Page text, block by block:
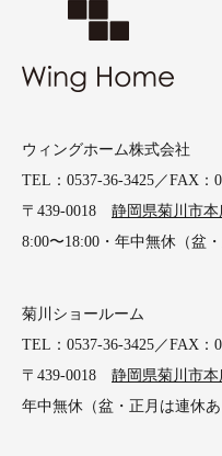
ウィングホーム株式会社
TEL：0537-36-3425／FAX：
〒439-0018 静岡県菊川市本
8:00〜18:00・年中無休（盆
菊川ショールーム
TEL：0537-36-3425／FAX：
〒439-0018 静岡県菊川市本
年中無休（盆・正月は連休あ